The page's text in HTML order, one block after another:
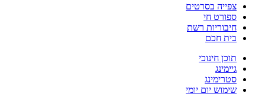
צפייה בסרטים
ספורט חי
חיבוריות רשת
בית חכם
תוכן חינוכי
גיימינג
סטרימינג
שימוש יום יומי